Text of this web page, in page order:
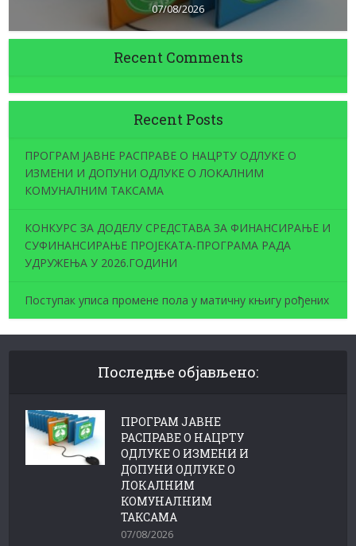
07/08/2026
Recent Comments
Recent Posts
ПРОГРАМ ЈАВНЕ РАСПРАВЕ О НАЦРТУ ОДЛУКЕ О
ИЗМЕНИ И ДОПУНИ ОДЛУКЕ О ЛОКАЛНИМ
КОМУНАЛНИМ ТАКСАМА
КОНКУРС ЗА ДОДЕЛУ СРЕДСТАВА ЗА ФИНАНСИРАЊЕ И
СУФИНАНСИРАЊЕ ПРОЈЕКАТА-ПРОГРАМА РАДА
УДРУЖЕЊА У 2026.ГОДИНИ
Поступак уписа промене пола у матичну књигу рођених
Последње објављено:
ПРОГРАМ ЈАВНЕ
РАСПРАВЕ О НАЦРТУ
ОДЛУКЕ О ИЗМЕНИ И
ДОПУНИ ОДЛУКЕ О
ЛОКАЛНИМ
КОМУНАЛНИМ
ТАКСАМА
07/08/2026